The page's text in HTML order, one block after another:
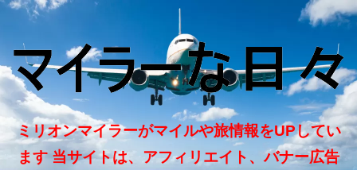
ミリオンマイラーがマイルや旅情報をUPしてい
ます 当サイトは、アフィリエイト、バナー広告